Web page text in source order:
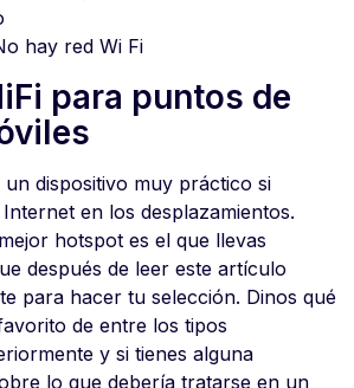
hay red Wi Fi
para puntos de
dispositivo muy práctico si
en los desplazamientos.
hotspot es el que llevas
después de leer este artículo
para hacer tu selección. Dinos qué
de entre los tipos
y si tienes alguna
lo que debería tratarse en un